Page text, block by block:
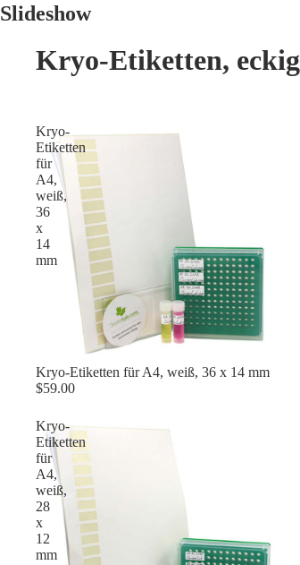
Slideshow
Kryo-Etiketten, eckig
Kryo-
Etiketten
für
A4,
weiß,
36
x
14
mm
Kryo-Etiketten für A4, weiß, 36 x 14 mm
$59.00
Kryo-
Etiketten
für
A4,
weiß,
28
x
12
mm